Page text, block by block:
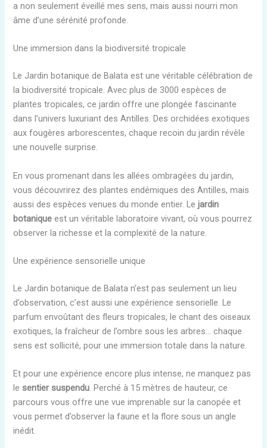
a non seulement éveillé mes sens, mais aussi nourri mon
âme d’une sérénité profonde.
Une immersion dans la biodiversité tropicale
Le Jardin botanique de Balata est une véritable célébration de
la biodiversité tropicale. Avec plus de 3000 espèces de
plantes tropicales, ce jardin offre une plongée fascinante
dans l’univers luxuriant des Antilles. Des orchidées exotiques
aux fougères arborescentes, chaque recoin du jardin révèle
une nouvelle surprise.
En vous promenant dans les allées ombragées du jardin,
vous découvrirez des plantes endémiques des Antilles, mais
aussi des espèces venues du monde entier. Lejardin
botanique est un véritable laboratoire vivant, où vous pourrez
observer la richesse et la complexité de la nature.
Une expérience sensorielle unique
Le Jardin botanique de Balata n’est pas seulement un lieu
d’observation, c’est aussi une expérience sensorielle. Le
parfum envoûtant des fleurs tropicales, le chant des oiseaux
exotiques, la fraîcheur de l’ombre sous les arbres… chaque
sens est sollicité, pour une immersion totale dans la nature.
Et pour une expérience encore plus intense, ne manquez pas
le sentier suspendu. Perché à 15 mètres de hauteur, ce
parcours vous offre une vue imprenable sur la canopée et
vous permet d’observer la faune et la flore sous un angle
inédit.